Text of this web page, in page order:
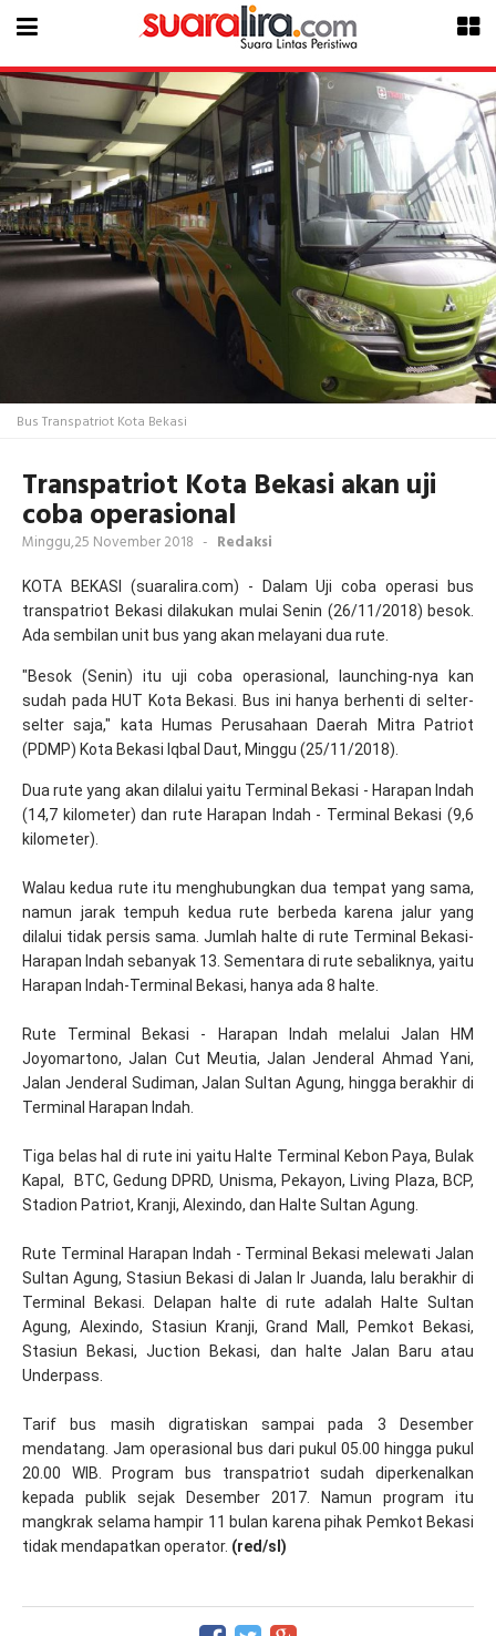
Bus Transpatriot Kota Bekasi
Transpatriot Kota Bekasi akan uji
coba operasional
Minggu,25 November 2018 - Redaksi
KOTA BEKASI (suaralira.com) - Dalam Uji coba operasi bus
transpatriot Bekasi dilakukan mulai Senin (26/11/2018) besok.
Ada sembilan unit bus yang akan melayani dua rute.
"Besok (Senin) itu uji coba operasional, launching-nya kan
sudah pada HUT Kota Bekasi. Bus ini hanya berhenti di selter-
selter saja," kata Humas Perusahaan Daerah Mitra Patriot
(PDMP) Kota Bekasi Iqbal Daut, Minggu (25/11/2018).
Dua rute yang akan dilalui yaitu Terminal Bekasi - Harapan Indah
(14,7 kilometer) dan rute Harapan Indah - Terminal Bekasi (9,6
kilometer).
Walau kedua rute itu menghubungkan dua tempat yang sama,
namun jarak tempuh kedua rute berbeda karena jalur yang
dilalui tidak persis sama. Jumlah halte di rute Terminal Bekasi-
Harapan Indah sebanyak 13. Sementara di rute sebaliknya, yaitu
Harapan Indah-Terminal Bekasi, hanya ada 8 halte.
Rute Terminal Bekasi - Harapan Indah melalui Jalan HM
Joyomartono, Jalan Cut Meutia, Jalan Jenderal Ahmad Yani,
Jalan Jenderal Sudiman, Jalan Sultan Agung, hingga berakhir di
Terminal Harapan Indah.
Tiga belas hal di rute ini yaitu Halte Terminal Kebon Paya, Bulak
Kapal, BTC, Gedung DPRD, Unisma, Pekayon, Living Plaza, BCP,
Stadion Patriot, Kranji, Alexindo, dan Halte Sultan Agung.
Rute Terminal Harapan Indah - Terminal Bekasi melewati Jalan
Sultan Agung, Stasiun Bekasi di Jalan Ir Juanda, lalu berakhir di
Terminal Bekasi. Delapan halte di rute adalah Halte Sultan
Agung, Alexindo, Stasiun Kranji, Grand Mall, Pemkot Bekasi,
Stasiun Bekasi, Juction Bekasi, dan halte Jalan Baru atau
Underpass.
Tarif bus masih digratiskan sampai pada 3 Desember
mendatang. Jam operasional bus dari pukul 05.00 hingga pukul
20.00 WIB. Program bus transpatriot sudah diperkenalkan
kepada publik sejak Desember 2017. Namun program itu
mangkrak selama hampir 11 bulan karena pihak Pemkot Bekasi
tidak mendapatkan operator. (red/sl)